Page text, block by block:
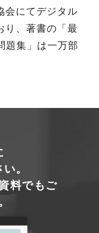
会にてデジタル
り、著書の「最
題集」は一万部
。
料でもご